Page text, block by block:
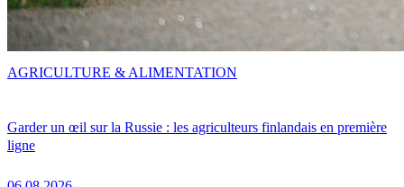
Garder un œil sur la Russie : les agriculteurs finlandais en première
ligne
AGRICULTURE & ALIMENTATION